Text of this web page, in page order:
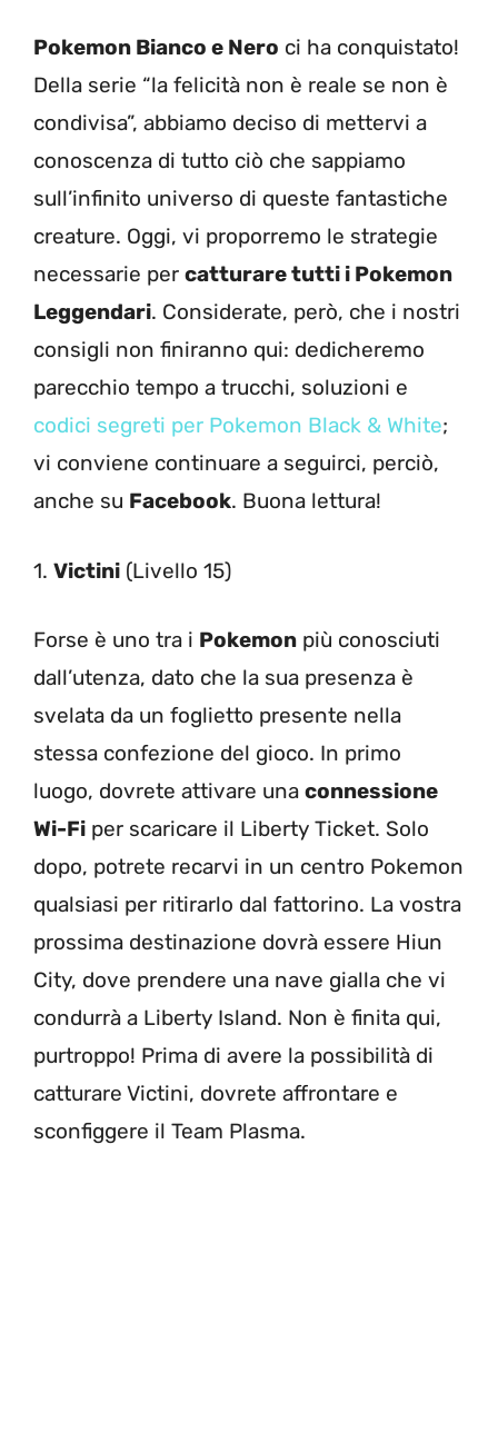
Pokemon Bianco e Nero ci ha conquistato!
Della serie “la felicità non è reale se non è
condivisa”, abbiamo deciso di mettervi a
conoscenza di tutto ciò che sappiamo
sull’infinito universo di queste fantastiche
creature. Oggi, vi proporremo le strategie
necessarie per catturare tutti i Pokemon
Leggendari. Considerate, però, che i nostri
consigli non finiranno qui: dedicheremo
parecchio tempo a trucchi, soluzioni e
codici segreti per Pokemon Black & White;
vi conviene continuare a seguirci, perciò,
anche su Facebook. Buona lettura!
1. Victini (Livello 15)
Forse è uno tra i Pokemon più conosciuti
dall’utenza, dato che la sua presenza è
svelata da un foglietto presente nella
stessa confezione del gioco. In primo
luogo, dovrete attivare una connessione
Wi-Fi per scaricare il Liberty Ticket. Solo
dopo, potrete recarvi in un centro Pokemon
qualsiasi per ritirarlo dal fattorino. La vostra
prossima destinazione dovrà essere Hiun
City, dove prendere una nave gialla che vi
condurrà a Liberty Island. Non è finita qui,
purtroppo! Prima di avere la possibilità di
catturare Victini, dovrete affrontare e
sconfiggere il Team Plasma.